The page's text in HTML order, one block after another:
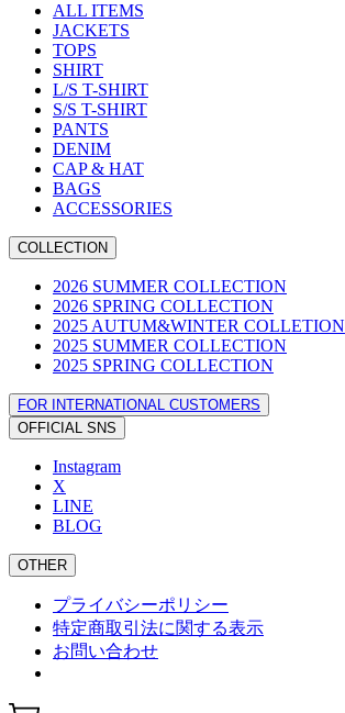
ALL ITEMS
JACKETS
TOPS
SHIRT
L/S T-SHIRT
S/S T-SHIRT
PANTS
DENIM
CAP & HAT
BAGS
ACCESSORIES
COLLECTION
2026 SUMMER COLLECTION
2026 SPRING COLLECTION
2025 AUTUM&WINTER COLLETION
2025 SUMMER COLLECTION
2025 SPRING COLLECTION
FOR INTERNATIONAL CUSTOMERS
OFFICIAL SNS
Instagram
X
LINE
BLOG
OTHER
プライバシーポリシー
特定商取引法に関する表示
お問い合わせ